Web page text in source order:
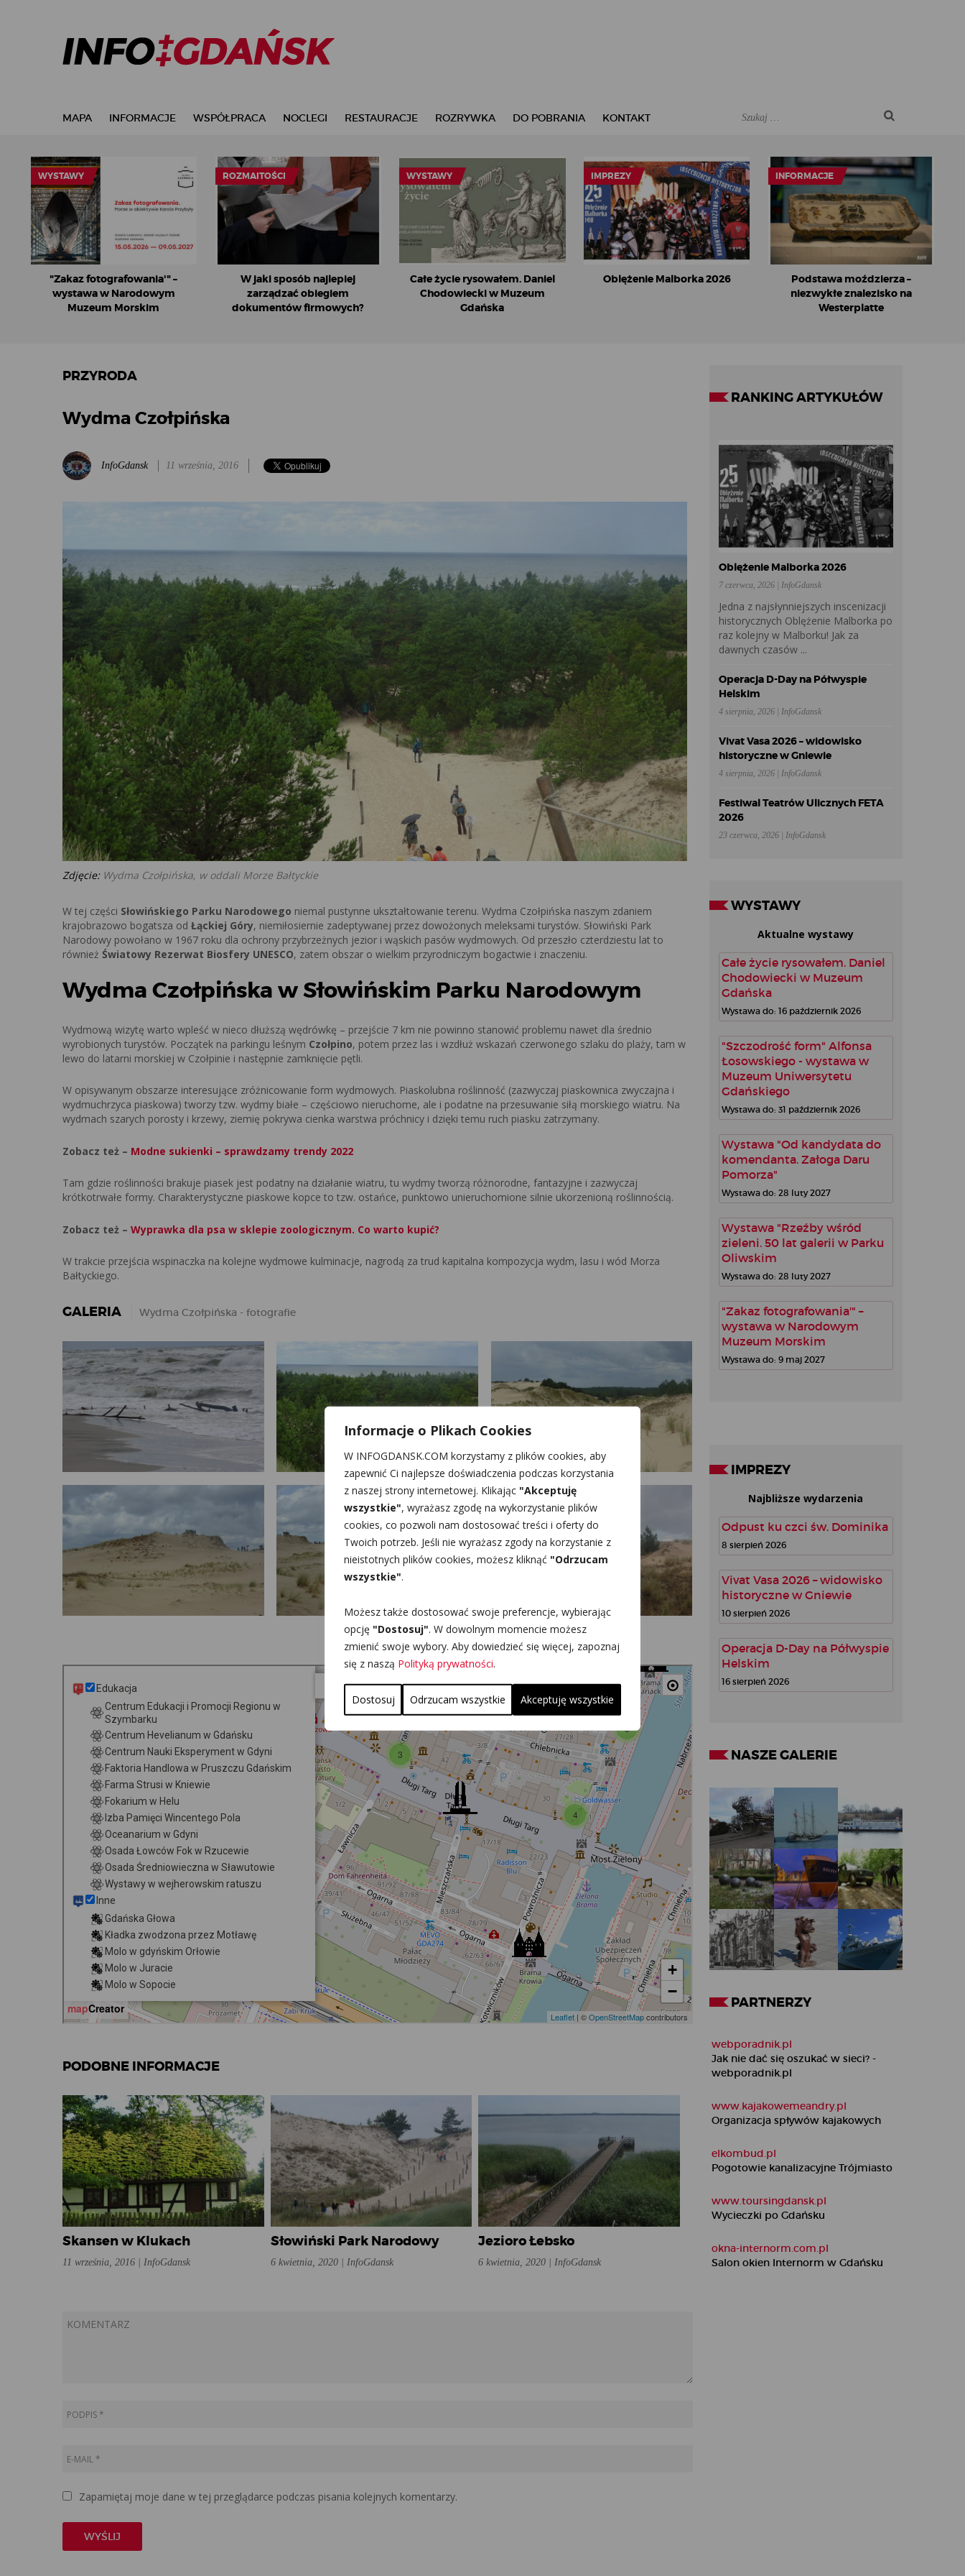
Informacje o Plikach Cookies
W INFOGDANSK.COM korzystamy z plików cookies, aby
zapewnić Ci najlepsze doświadczenia podczas korzystania
z naszej strony internetowej. Klikając "Akceptuję
wszystkie", wyrażasz zgodę na wykorzystanie plików
cookies, co pozwoli nam dostosować treści i oferty do
Twoich potrzeb. Jeśli nie wyrażasz zgody na korzystanie z
nieistotnych plików cookies, możesz kliknąć "Odrzucam
wszystkie".
Możesz także dostosować swoje preferencje, wybierając
opcję "Dostosuj". W dowolnym momencie możesz
zmienić swoje wybory. Aby dowiedzieć się więcej, zapoznaj
się z naszą Polityką prywatności.
Dostosuj Odrzucam wszystkie Akceptuję wszystkie
MAPA INFORMACJE WSPÓŁPRACA NOCLEGI RESTAURACJE ROZRYWKA DO POBRANIA KONTAKT
WYSTAWY
"Zakaz fotografowania'" –
wystawa w Narodowym
Muzeum Morskim
ROZMAITOŚCI
W jaki sposób najlepiej
zarządzać obiegiem
dokumentów firmowych?
WYSTAWY
Całe życie rysowałem. Daniel
Chodowiecki w Muzeum
Gdańska
IMPREZY
Oblężenie Malborka 2026
INFORMACJE
Podstawa moździerza –
niezwykłe znalezisko na
Westerplatte
PRZYRODA
Wydma Czołpińska
InfoGdansk 11 września, 2016
Zdjęcie:Wydma Czołpińska, w oddali Morze Bałtyckie
W tej części Słowińskiego Parku Narodowego niemal pustynne ukształtowanie terenu. Wydma Czołpińska naszym zdaniem
krajobrazowo bogatsza od Łąckiej Góry, niemiłosiernie zadeptywanej przez dowożonych meleksami turystów. Słowiński Park
Narodowy powołano w 1967 roku dla ochrony przybrzeżnych jezior i wąskich pasów wydmowych. Od przeszło czterdziestu lat to
również Światowy Rezerwat Biosfery UNESCO, zatem obszar o wielkim przyrodniczym bogactwie i znaczeniu.
Wydma Czołpińska w Słowińskim Parku Narodowym
Wydmową wizytę warto wpleść w nieco dłuższą wędrówkę – przejście 7 km nie powinno stanowić problemu nawet dla średnio
wyrobionych turystów. Początek na parkingu leśnym Czołpino, potem przez las i wzdłuż wskazań czerwonego szlaku do plaży, tam w
lewo do latarni morskiej w Czołpinie i następnie zamknięcie pętli.
W opisywanym obszarze interesujące zróżnicowanie form wydmowych. Piaskolubna roślinność (zazwyczaj piaskownica zwyczajna i
wydmuchrzyca piaskowa) tworzy tzw. wydmy białe – częściowo nieruchome, ale i podatne na przesuwanie siłą morskiego wiatru. Na
wydmach szarych porosty i krzewy, ziemię pokrywa cienka warstwa próchnicy i dzięki temu ruch piasku zatrzymany.
Zobacz też – Modne sukienki – sprawdzamy trendy 2022
Tam gdzie roślinności brakuje piasek jest podatny na działanie wiatru, tu wydmy tworzą różnorodne, fantazyjne i zazwyczaj
krótkotrwałe formy. Charakterystyczne piaskowe kopce to tzw. ostańce, punktowo unieruchomione silnie ukorzenioną roślinnością.
Zobacz też – Wyprawka dla psa w sklepie zoologicznym. Co warto kupić?
W trakcie przejścia wspinaczka na kolejne wydmowe kulminacje, nagrodą za trud kapitalna kompozycja wydm, lasu i wód Morza
Bałtyckiego.
GALERIA Wydma Czołpińska - fotografie
PODOBNE INFORMACJE
Skansen w Klukach
11 września, 2016 | InfoGdansk
Słowiński Park Narodowy
6 kwietnia, 2020 | InfoGdansk
Jezioro Łebsko
6 kwietnia, 2020 | InfoGdansk
Zapamiętaj moje dane w tej przeglądarce podczas pisania kolejnych komentarzy.
RANKING ARTYKUŁÓW
Oblężenie Malborka 2026
7 czerwca, 2026 | InfoGdansk
Jedna z najsłynniejszych inscenizacji
historycznych Oblężenie Malborka po
raz kolejny w Malborku! Jak za
dawnych czasów ...
Operacja D-Day na Półwyspie
Helskim
4 sierpnia, 2026 | InfoGdansk
Vivat Vasa 2026 – widowisko
historyczne w Gniewie
4 sierpnia, 2026 | InfoGdansk
Festiwal Teatrów Ulicznych FETA
2026
23 czerwca, 2026 | InfoGdansk
WYSTAWY
Aktualne wystawy
Całe życie rysowałem. Daniel
Chodowiecki w Muzeum
Gdańska
Wystawa do: 16 październik 2026
"Szczodrość form" Alfonsa
Łosowskiego - wystawa w
Muzeum Uniwersytetu
Gdańskiego
Wystawa do: 31 październik 2026
Wystawa "Od kandydata do
komendanta. Załoga Daru
Pomorza"
Wystawa do: 28 luty 2027
Wystawa "Rzeźby wśród
zieleni. 50 lat galerii w Parku
Oliwskim
Wystawa do: 28 luty 2027
"Zakaz fotografowania'" –
wystawa w Narodowym
Muzeum Morskim
Wystawa do: 9 maj 2027
IMPREZY
Najbliższe wydarzenia
Odpust ku czci św. Dominika
8 sierpień 2026
Vivat Vasa 2026 – widowisko
historyczne w Gniewie
10 sierpień 2026
Operacja D-Day na Półwyspie
Helskim
16 sierpień 2026
NASZE GALERIE
PARTNERZY
webporadnik.pl
Jak nie dać się oszukać w sieci? -
webporadnik.pl
www.kajakowemeandry.pl
Organizacja spływów kajakowych
elkombud.pl
Pogotowie kanalizacyjne Trójmiasto
www.toursingdansk.pl
Wycieczki po Gdańsku
okna-internorm.com.pl
Salon okien Internorm w Gdańsku